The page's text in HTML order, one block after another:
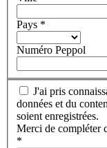
Pays *
Numéro Peppol
J'ai pris
données et du
soient enregistrées.
Merci de compléter
*